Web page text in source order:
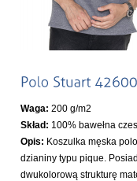
Waga: 200 g/m2
Skład: 100% bawełna
Opis: Koszulka męska
dzianiny typu pique.
dwukolorową strukturę